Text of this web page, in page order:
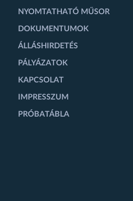
NYOMTATHATÓ MŰSOR
DOKUMENTUMOK
ÁLLÁSHIRDETÉS
PÁLYÁZATOK
KAPCSOLAT
IMPRESSZUM
PRÓBATÁBLA